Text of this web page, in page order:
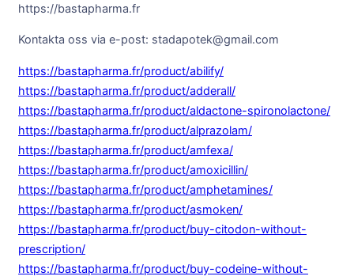
https://bastapharma.fr
Kontakta oss via e-post: stadapotek@gmail.com
https://bastapharma.fr/product/abilify/
https://bastapharma.fr/product/adderall/
https://bastapharma.fr/product/aldactone-spironolactone/
https://bastapharma.fr/product/alprazolam/
https://bastapharma.fr/product/amfexa/
https://bastapharma.fr/product/amoxicillin/
https://bastapharma.fr/product/amphetamines/
https://bastapharma.fr/product/asmoken/
https://bastapharma.fr/product/buy-citodon-without-
prescription/
https://bastapharma.fr/product/buy-codeine-without-